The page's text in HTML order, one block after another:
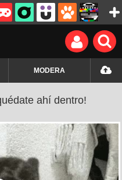
MODERA
ahí dentro!